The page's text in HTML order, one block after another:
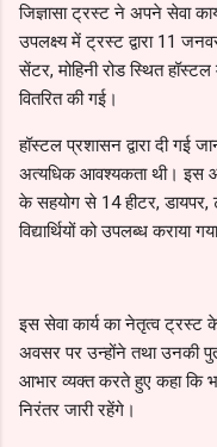
जिज्ञासा ट्रस्ट ने अपने सेवा
उपलक्ष्य में ट्रस्ट द्वारा 11
सेंटर, मोहिनी रोड स्थित
वितरित की गई।
हॉस्टल प्रशासन द्वारा दी गई
अत्यधिक आवश्यकता थी। इस
के सहयोग से 14 हीटर, डायपर,
विद्यार्थियों को उपलब्ध कराया
इस सेवा कार्य का नेतृत्व ट्रस्ट
अवसर पर उन्होंने तथा उनकी
आभार व्यक्त करते हुए कहा कि
निरंतर जारी रहेंगे।